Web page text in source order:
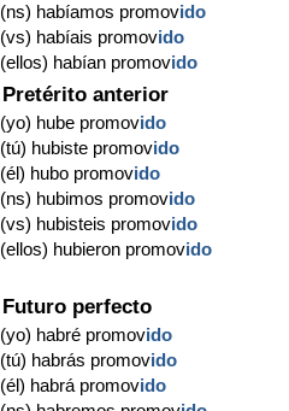
(ns) habíamos promovido
(vs) habíais promovido
(ellos) habían promovido
Pretérito anterior
(yo) hube promovido
(tú) hubiste promovido
(él) hubo promovido
(ns) hubimos promovido
(vs) hubisteis promovido
(ellos) hubieron promovido
Futuro perfecto
(yo) habré promovido
(tú) habrás promovido
(él) habrá promovido